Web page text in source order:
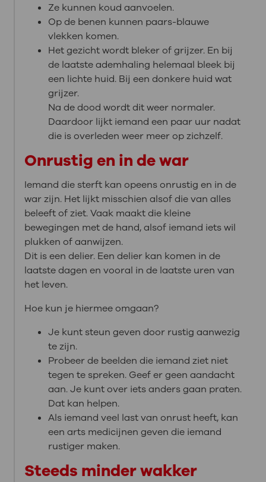
Ze kunnen koud aanvoelen.
Op de benen kunnen paars-blauwe
vlekken komen.
Het gezicht wordt bleker of grijzer. En bij
de laatste ademhaling helemaal bleek bij
een lichte huid. Bij een donkere huid wat
grijzer.
Na de dood wordt dit weer normaler.
Daardoor lijkt iemand een paar uur nadat
die is overleden weer meer op zichzelf.
Onrustig en in de war
Iemand die sterft kan opeens onrustig en in de
war zijn. Het lijkt misschien alsof die van alles
beleeft of ziet. Vaak maakt die kleine
bewegingen met de hand, alsof iemand iets wil
plukken of aanwijzen.
Dit is een delier. Een delier kan komen in de
laatste dagen en vooral in de laatste uren van
het leven.
Hoe kun je hiermee omgaan?
Je kunt steun geven door rustig aanwezig
te zijn.
Probeer de beelden die iemand ziet niet
tegen te spreken. Geef er geen aandacht
aan. Je kunt over iets anders gaan praten.
Dat kan helpen.
Als iemand veel last van onrust heeft, kan
een arts medicijnen geven die iemand
rustiger maken.
Steeds minder wakker